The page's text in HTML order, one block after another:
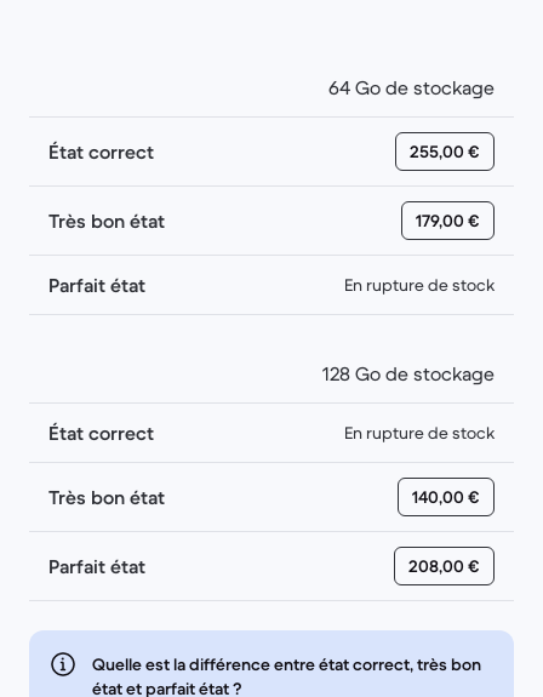
64 Go de stockage
État correct 255,00 €
Très bon état 179,00 €
Parfait état En rupture de stock
128 Go de stockage
État correct En rupture de stock
Très bon état 140,00 €
Parfait état 208,00 €
Quelle est la différence entre état correct, très bon
état et parfait état ?